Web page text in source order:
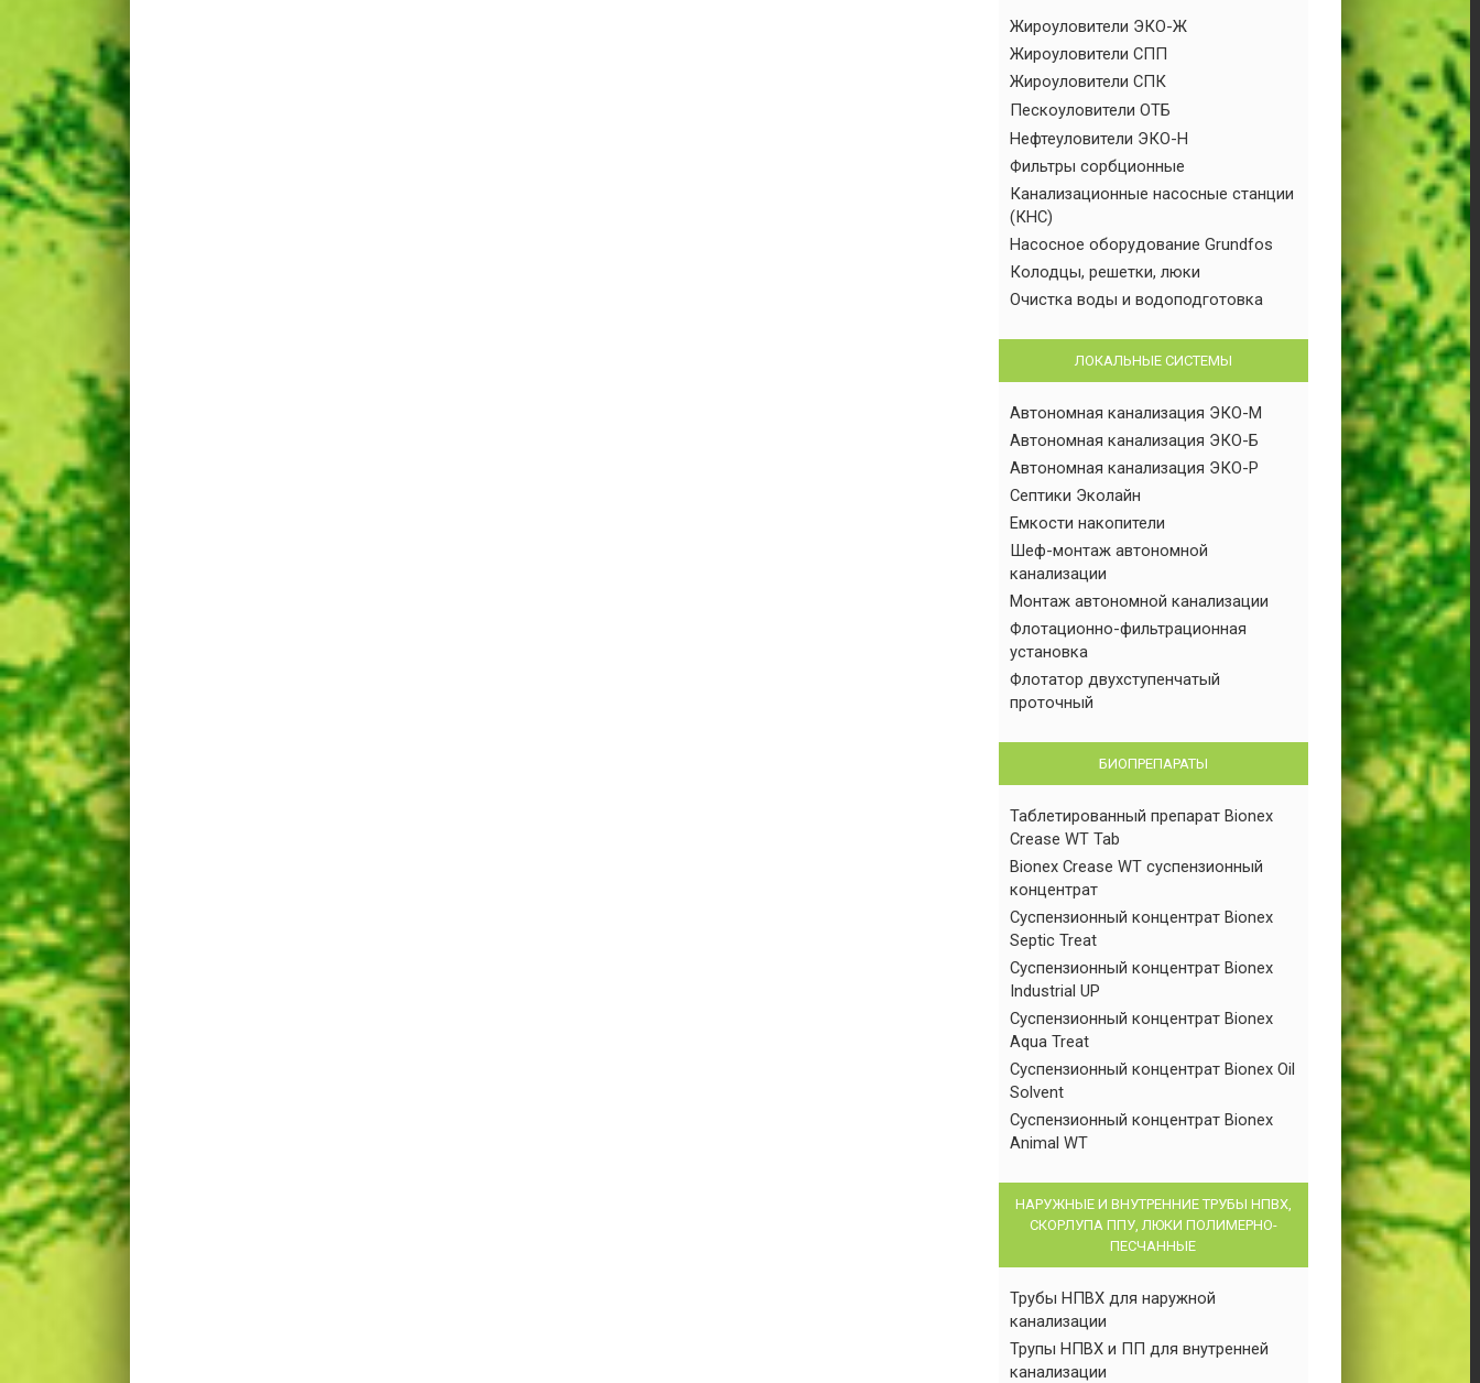
Жироуловители ЭКО-Ж
Жироуловители СПП
Жироуловители СПК
Пескоуловители ОТБ
Нефтеуловители ЭКО-Н
Фильтры сорбционные
Канализационные насосные станции
(КНС)
Насосное оборудование Grundfos
Колодцы, решетки, люки
Очистка воды и водоподготовка
ЛОКАЛЬНЫЕ СИСТЕМЫ
Автономная канализация ЭКО-М
Автономная канализация ЭКО-Б
Автономная канализация ЭКО-Р
Септики Эколайн
Емкости накопители
Шеф-монтаж автономной
канализации
Монтаж автономной канализации
Флотационно-фильтрационная
установка
Флотатор двухступенчатый
проточный
БИОПРЕПАРАТЫ
Таблетированный препарат Bionex
Crease WT Tab
Bionex Crease WT суспензионный
концентрат
Суспензионный концентрат Bionex
Septic Treat
Суспензионный концентрат Bionex
Industrial UP
Суспензионный концентрат Bionex
Aqua Treat
Суспензионный концентрат Bionex Oil
Solvent
Суспензионный концентрат Bionex
Animal WT
НАРУЖНЫЕ И ВНУТРЕННИЕ ТРУБЫ НПВХ,
СКОРЛУПА ППУ, ЛЮКИ ПОЛИМЕРНО-
ПЕСЧАННЫЕ
Трубы НПВХ для наружной
канализации
Трупы НПВХ и ПП для внутренней
канализации